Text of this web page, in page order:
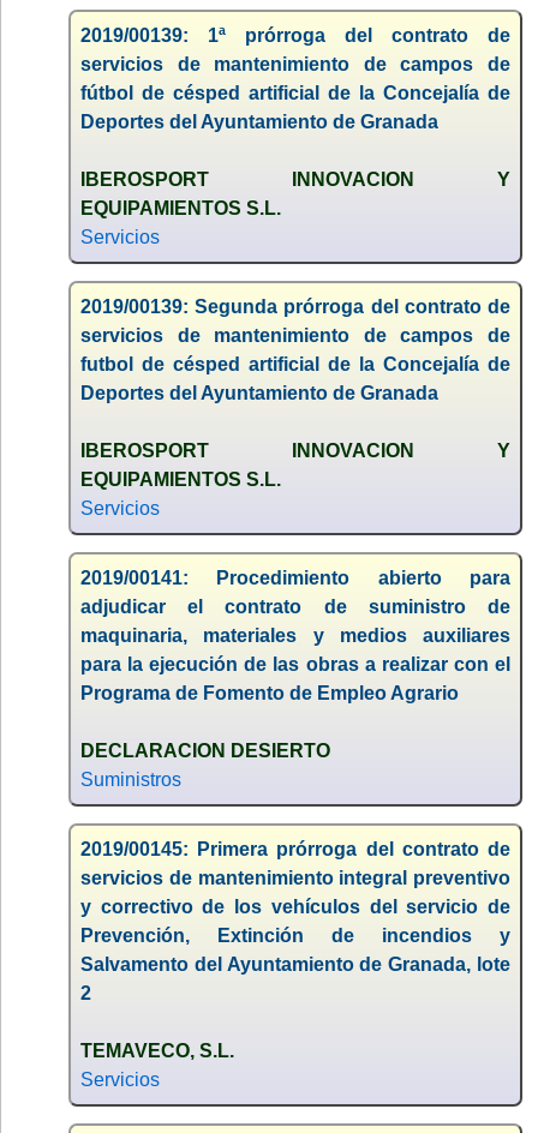
2019/00139: 1ª prórroga del contrato de
servicios de mantenimiento de campos de
fútbol de césped artificial de la Concejalía de
Deportes del Ayuntamiento de Granada
IBEROSPORT INNOVACION Y
EQUIPAMIENTOS S.L.
Servicios
2019/00139: Segunda prórroga del contrato de
servicios de mantenimiento de campos de
futbol de césped artificial de la Concejalía de
Deportes del Ayuntamiento de Granada
IBEROSPORT INNOVACION Y
EQUIPAMIENTOS S.L.
Servicios
2019/00141: Procedimiento abierto para
adjudicar el contrato de suministro de
maquinaria, materiales y medios auxiliares
para la ejecución de las obras a realizar con el
Programa de Fomento de Empleo Agrario
DECLARACION DESIERTO
Suministros
2019/00145: Primera prórroga del contrato de
servicios de mantenimiento integral preventivo
y correctivo de los vehículos del servicio de
Prevención, Extinción de incendios y
Salvamento del Ayuntamiento de Granada, lote
2
TEMAVECO, S.L.
Servicios